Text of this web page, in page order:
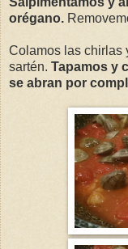
orégano.
Colamos las chirlas
sartén. Tapamos y
se abran por